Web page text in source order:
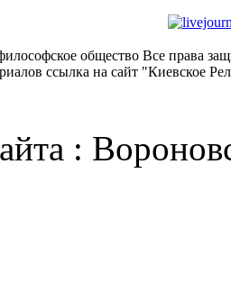
общество Все права
ссылка на сайт "Киевское
: